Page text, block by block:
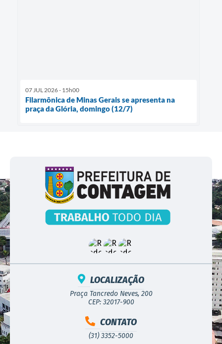
07 JUL 2026 - 15h00
Filarmônica de Minas Gerais se apresenta na
praça da Glória, domingo (12/7)
LOCALIZAÇÃO
Praça Tancredo Neves, 200
CEP: 32017-900
CONTATO
(31) 3352-5000